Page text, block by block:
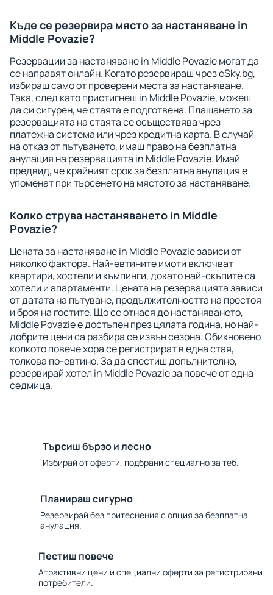
Къде се резервира място за настаняване in
Middle Povazie?
Резервации за настаняване in Middle Povazie могат да
се направят онлайн. Когато резервираш чрез eSky.bg,
избираш само от проверени места за настаняване.
Така, след като пристигнеш in Middle Povazie, можеш
да си сигурен, че стаята е подготвена. Плащането за
резервацията на стаята се осъществява чрез
платежна система или чрез кредитна карта. В случай
на отказ от пътуването, имаш право на безплатна
анулация на резервацията in Middle Povazie. Имай
предвид, че крайният срок за безплатна анулация е
упоменат при търсенето на мястото за настаняване.
Колко струва настаняването in Middle
Povazie?
Цената за настаняване in Middle Povazie зависи от
няколко фактора. Най-евтините имоти включват
квартири, хостели и къмпинги, докато най-скъпите са
хотели и апартаменти. Цената на резервацията зависи
от датата на пътуване, продължителността на престоя
и броя на гостите. Що се отнася до настаняването,
Middle Povazie е достъпен през цялата година, но най-
добрите цени са разбира се извън сезона. Обикновено
колкото повече хора се регистрират в една стая,
толкова по-евтино. За да спестиш допълнително,
резервирай хотел in Middle Povazie за повече от една
седмица.
Търсиш бързо и лесно
Избирай от оферти, подбрани специално за теб.
Планираш сигурно
Резервирай без притеснения с опция за безплатна
анулация.
Пестиш повече
Атрактивни цени и специални оферти за регистрирани
потребители.